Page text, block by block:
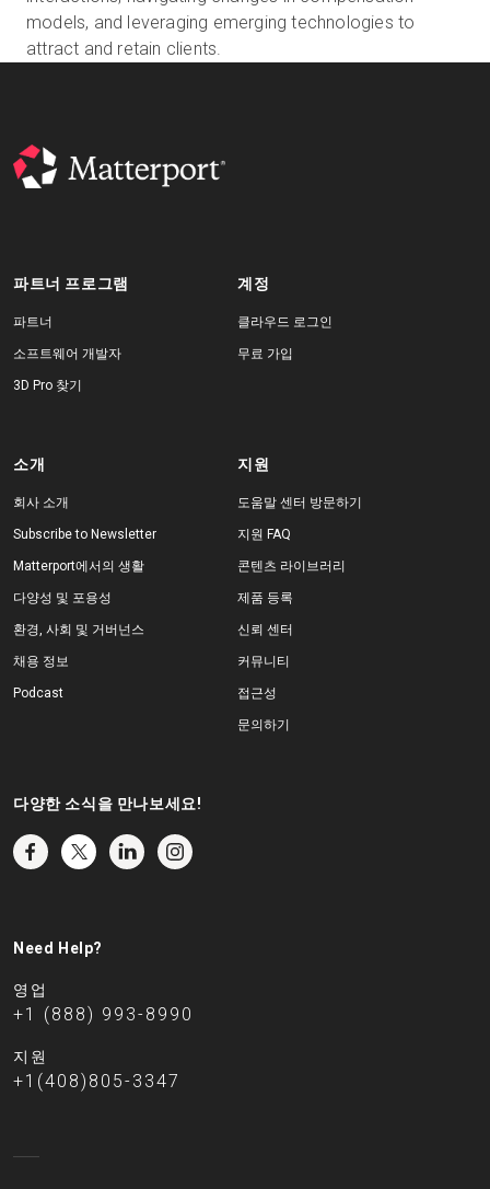
models, and leveraging emerging technologies to
attract and retain clients.
파트너 프로그램
파트너
소프트웨어 개발자
3D Pro 찾기
계정
클라우드 로그인
무료 가입
소개
회사 소개
Subscribe to Newsletter
Matterport에서의 생활
다양성 및 포용성
환경, 사회 및 거버넌스
채용 정보
Podcast
지원
도움말 센터 방문하기
지원 FAQ
콘텐츠 라이브러리
제품 등록
신뢰 센터
커뮤니티
접근성
문의하기
다양한 소식을 만나보세요!
Need Help?
영업
+1 (888) 993-8990
지원
+1(408)805-3347